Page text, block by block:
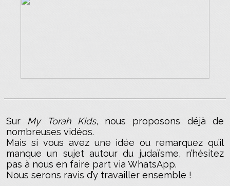
Sur My Torah Kids, nous proposons déjà de
nombreuses vidéos.
Mais si vous avez une idée ou remarquez qu’il
manque un sujet autour du judaïsme, n’hésitez
pas à nous en faire part via WhatsApp.
Nous serons ravis d’y travailler ensemble !